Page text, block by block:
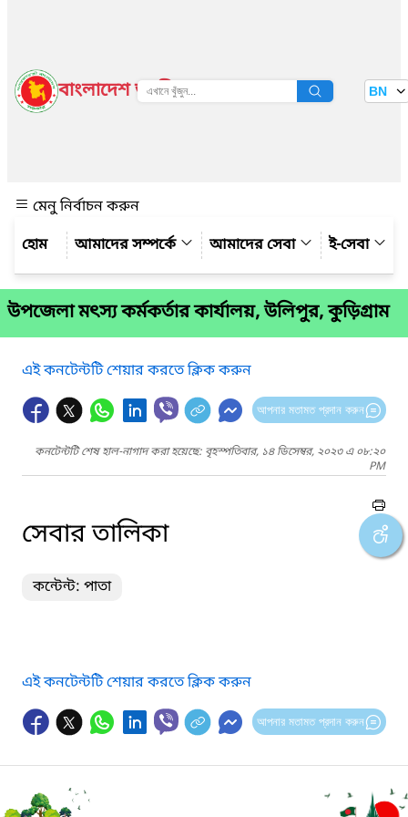
বাংলাদেশ জাতীয় তথ্য বাতায়ন BN
মেনু নির্বাচন করুন
আমাদের সম্পর্কে
আমাদের সেবা ই-সেবা
উপজেলা মৎস্য কর্মকর্তার কার্যালয়, উলিপুর, কুড়িগ্রাম
এই কনটেন্টটি শেয়ার করতে ক্লিক করুন
আপনার মতামত প্রদান করুন
কনটেন্টটি শেষ হাল-নাগাদ করা হয়েছে: বৃহস্পতিবার, ১৪ ডিসেম্বর, ২০২৩ এ ০৮:২০
PM
সেবার তালিকা
কন্টেন্ট: পাতা
এই কনটেন্টটি শেয়ার করতে ক্লিক করুন
আপনার মতামত প্রদান করুন